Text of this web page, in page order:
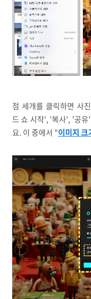
점 세개를 클릭하면 사
드 쇼 시작', '복사', '공유
요. 이 중에서 "이미지 크